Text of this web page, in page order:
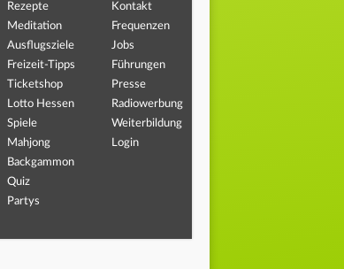
Rezepte
Meditation
Ausflugsziele
Freizeit-Tipps
Ticketshop
Lotto Hessen
Spiele
Mahjong
Backgammon
Quiz
Partys
Kontakt
Frequenzen
Jobs
Führungen
Presse
Radiowerbung
Weiterbildung
Login